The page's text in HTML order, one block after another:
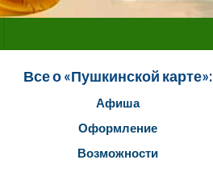
Все о «Пушкинской карте»:
Афиша
Оформление
Возможности